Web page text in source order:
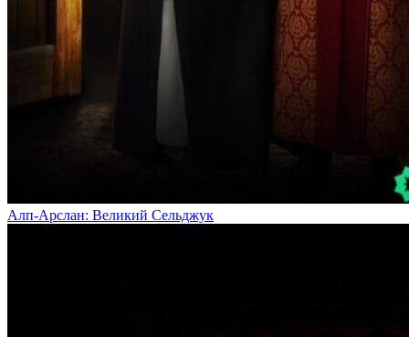
Алп-Арслан: Великий Сельджук